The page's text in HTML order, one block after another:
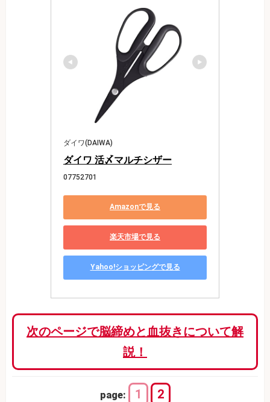
ダイワ(DAIWA)
ダイワ 活〆マルチシザー
07752701
Amazonで見る
楽天市場で見る
Yahoo!ショッピングで見る
次のページで脳締めと血抜きについて解
説！
page: 1 2